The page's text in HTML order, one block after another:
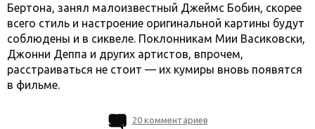
Бертона, занял малоизвестный Джеймс Бобин, скорее
всего стиль и настроение оригинальной картины будут
соблюдены и в сиквеле. Поклонникам Мии Васиковски,
Джонни Деппа и других артистов, впрочем,
расстраиваться не стоит — их кумиры вновь появятся
в фильме.
20 комментариев